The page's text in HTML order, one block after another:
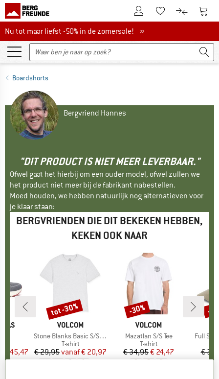
De klantenaccount
Naar deNaar de
Nu tot maar liefst -50% in de zomersale!
Nu tot maar liefst -50% in de zomersale! »
Boardshorts
Bergvriend Hannes
"DIT PRODUCT IS NIET MEER LEVERBAAR."
Ofwel gaat het hierbij om een ouder model, ofwel zullen we
het product niet meer bij de fabrikant nabestellen.
Moed houden, we hebben natuurlijk nog alternatieven voor
je klaar staan:
BERGVRIENDEN DIE DIT BEKEKEN HEBBEN,
KEKEN OOK NAAR
prijs
€ 45,47
MERK
VOLCOM
Artikel
Stone Blanks Basic S/S Tee
Productgroep
T-shirt
Prijs
€ 29,95 Verlaagde prijs
vanaf€ 20,97
Korting
tot -30%
MERK
VOLCOM
Artikel
Mazatlan S/S Tee
Productgroep
T-shirt
Prijs
€ 34,95Verlaagde prijs
€ 24,47
Korting
-30%
Artikel
Full
€
-